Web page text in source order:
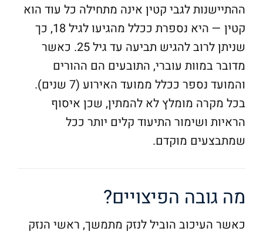
ההתיישנות לגבי קטין אינה מתחילה כל עוד הוא
קטין — היא נספרת ככלל מהגיעו לגיל 18, כך
שניתן לרוב להגיש תביעה עד גיל 25. כאשר
מדובר במוות עוברי, התובעים הם ההורים
והמועד נספר ככלל ממועד האירוע (7 שנים).
בכל מקרה מומלץ לא להמתין, שכן איסוף
הראיות ושימור התיעוד קלים יותר ככל
שמתבצעים מוקדם.
מה גובה הפיצויים?
כאשר העיכוב הוביל לנזק מתמשך, ראשי הנזק